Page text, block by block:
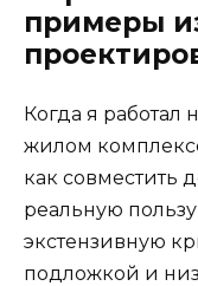
примеры
Когда я
жилом
как совместить
реальную
экстензивную
подложкой и